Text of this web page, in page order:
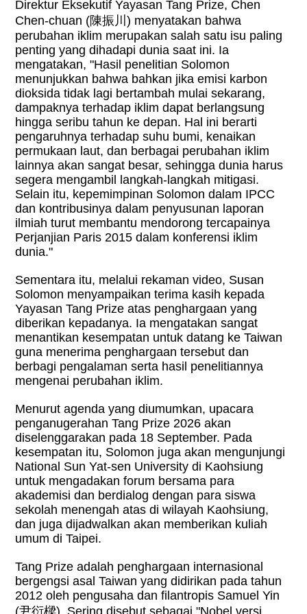
Direktur Eksekutif Yayasan Tang Prize, Chen
Chen-chuan (陳振川) menyatakan bahwa
perubahan iklim merupakan salah satu isu paling
penting yang dihadapi dunia saat ini. Ia
mengatakan, "Hasil penelitian Solomon
menunjukkan bahwa bahkan jika emisi karbon
dioksida tidak lagi bertambah mulai sekarang,
dampaknya terhadap iklim dapat berlangsung
hingga seribu tahun ke depan. Hal ini berarti
pengaruhnya terhadap suhu bumi, kenaikan
permukaan laut, dan berbagai perubahan iklim
lainnya akan sangat besar, sehingga dunia harus
segera mengambil langkah-langkah mitigasi.
Selain itu, kepemimpinan Solomon dalam IPCC
dan kontribusinya dalam penyusunan laporan
ilmiah turut membantu mendorong tercapainya
Perjanjian Paris 2015 dalam konferensi iklim
dunia."
Sementara itu, melalui rekaman video, Susan
Solomon menyampaikan terima kasih kepada
Yayasan Tang Prize atas penghargaan yang
diberikan kepadanya. Ia mengatakan sangat
menantikan kesempatan untuk datang ke Taiwan
guna menerima penghargaan tersebut dan
berbagi pengalaman serta hasil penelitiannya
mengenai perubahan iklim.
Menurut agenda yang diumumkan, upacara
penganugerahan Tang Prize 2026 akan
diselenggarakan pada 18 September. Pada
kesempatan itu, Solomon juga akan mengunjungi
National Sun Yat-sen University di Kaohsiung
untuk mengadakan forum bersama para
akademisi dan berdialog dengan para siswa
sekolah menengah atas di wilayah Kaohsiung,
dan juga dijadwalkan akan memberikan kuliah
umum di Taipei.
Tang Prize adalah penghargaan internasional
bergengsi asal Taiwan yang didirikan pada tahun
2012 oleh pengusaha dan filantropis Samuel Yin